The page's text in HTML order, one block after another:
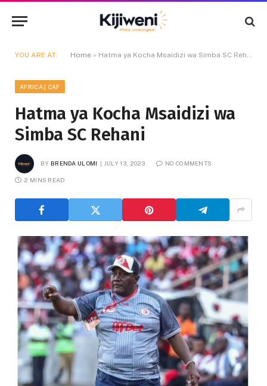
YOU ARE AT: Home » Hatma ya Kocha Msaidizi wa Simba SC Rehani
AFRICA | CAF
Hatma ya Kocha Msaidizi wa
Simba SC Rehani
BY BRENDA ULOMI JULY 13, 2023 NO COMMENTS
2 MINS READ